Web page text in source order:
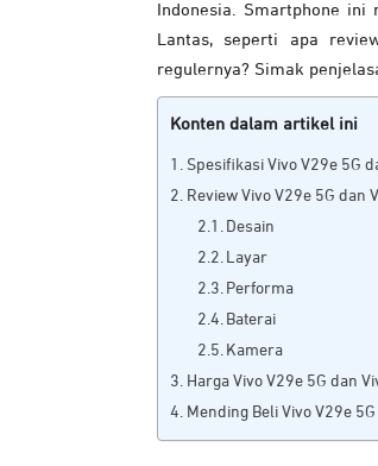
Indonesia. Smartphone
Lantas, seperti apa
regulernya? Simak
Konten dalam artikel ini
Spesifikasi Vivo V29e 5G
Review Vivo V29e 5G dan
Desain
Layar
Performa
Baterai
Kamera
Harga Vivo V29e 5G dan
Mending Beli Vivo V29e